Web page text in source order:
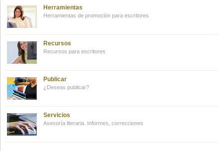
Herramientas
Herramientas de promoción para escritores
Recursos
Recursos para escritores
Publicar
¿Deseas publicar?
Servicios
Asesoría literaria. Informes, correcciones